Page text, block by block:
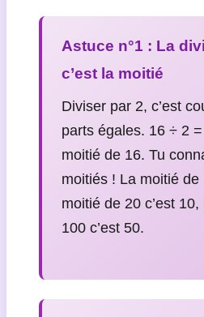
Astuce n°1 : La
c’est la moitié
Diviser par 2, c’est
parts égales. 16 ÷ 2 =
moitié de 16. Tu
moitiés ! La moitié de
moitié de 20 c’est
100 c’est 50.